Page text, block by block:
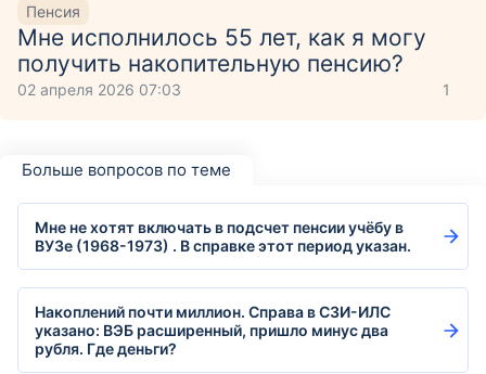
Пенсия
Мне исполнилось 55 лет, как я могу
получить накопительную пенсию?
02 апреля 2026 07:03 1
Больше вопросов по теме
Мне не хотят включать в подсчет пенсии учёбу в
ВУЗе (1968-1973) . В справке этот период указан.
Накоплений почти миллион. Справа в СЗИ-ИЛС
указано: ВЭБ расширенный, пришло минус два
рубля. Где деньги?